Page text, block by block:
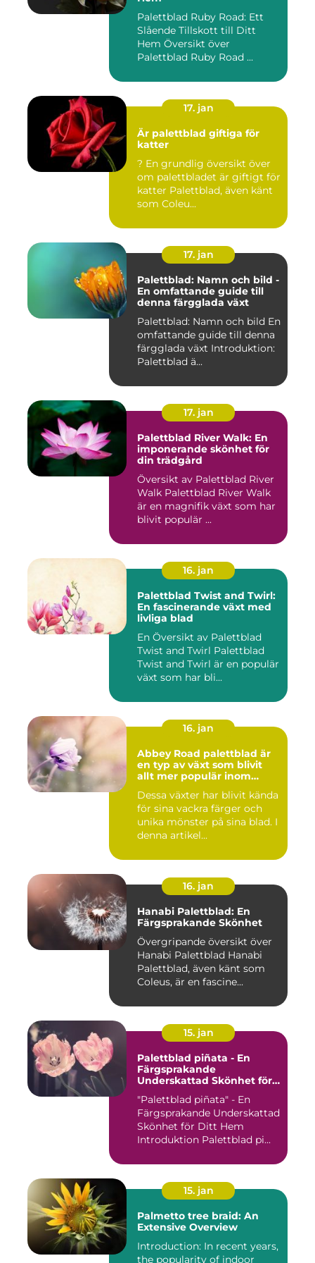
Palettblad Ruby Road: Ett
Slående Tillskott till Ditt
Hem Översikt över
Palettblad Ruby Road ...
17. jan
Är palettblad giftiga för
katter
? En grundlig översikt över
om palettbladet är giftigt för
katter Palettblad, även känt
som Coleu...
17. jan
Palettblad: Namn och bild -
En omfattande guide till
denna färgglada växt
Palettblad: Namn och bild En
omfattande guide till denna
färgglada växt Introduktion:
Palettblad ä...
17. jan
Palettblad River Walk: En
imponerande skönhet för
din trädgård
Översikt av Palettblad River
Walk Palettblad River Walk
är en magnifik växt som har
blivit populär ...
16. jan
Palettblad Twist and Twirl:
En fascinerande växt med
livliga blad
En Översikt av Palettblad
Twist and Twirl Palettblad
Twist and Twirl är en populär
växt som har bli...
16. jan
Abbey Road palettblad är
en typ av växt som blivit
allt mer populär inom
Dessa växter har blivit kända
för sina vackra färger och
unika mönster på sina blad. I
denna artikel...
16. jan
Hanabi Palettblad: En
Färgsprakande Skönhet
Övergripande översikt över
Hanabi Palettblad Hanabi
Palettblad, även känt som
Coleus, är en fascine...
15. jan
Palettblad piñata - En
Färgsprakande
Underskattad Skönhet för
"Palettblad piñata" - En
Färgsprakande Underskattad
Skönhet för Ditt Hem
Introduktion Palettblad pi...
15. jan
Palmetto tree braid: An
Extensive Overview
Introduction: In recent years,
the popularity of indoor